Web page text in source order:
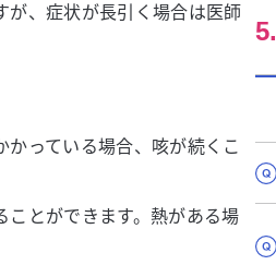
が、症状が長引く場合は医師
かっている場合、咳が続くこ
とができます。熱がある場
5.